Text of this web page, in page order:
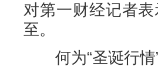
对第一财经记者
至。
何为“圣诞行情